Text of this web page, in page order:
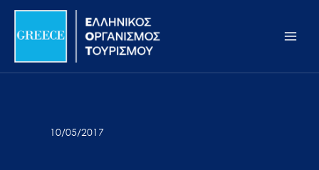
Σημείωση:
ιστότοπος
προσβασιμότητας.
Μετάβαση
περιεχόμενο
10/05/2017